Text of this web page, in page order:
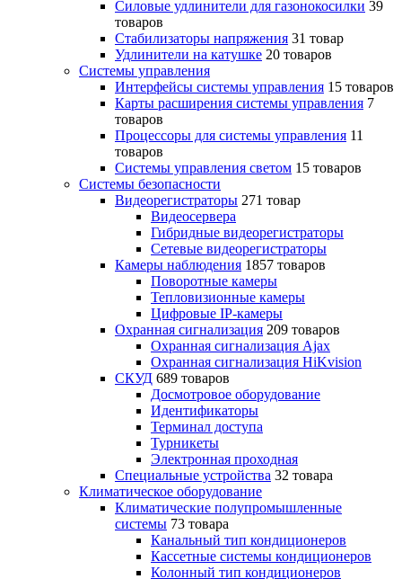
Силовые удлинители для газонокосилки 39
товаров
Стабилизаторы напряжения 31 товар
Удлинители на катушке 20 товаров
Системы управления
Интерфейсы системы управления 15 товаров
Карты расширения системы управления 7
товаров
Процессоры для системы управления 11
товаров
Системы управления светом 15 товаров
Системы безопасности
Видеорегистраторы 271 товар
Видеосервера
Гибридные видеорегистраторы
Сетевые видеорегистраторы
Камеры наблюдения 1857 товаров
Поворотные камеры
Тепловизионные камеры
Цифровые IP-камеры
Охранная сигнализация 209 товаров
Охранная сигнализация Ajax
Охранная сигнализация HiKvision
СКУД 689 товаров
Досмотровое оборудование
Идентификаторы
Терминал доступа
Турникеты
Электронная проходная
Специальные устройства 32 товара
Климатическое оборудование
Климатические полупромышленные
системы 73 товара
Канальный тип кондиционеров
Кассетные системы кондиционеров
Колонный тип кондиционеров